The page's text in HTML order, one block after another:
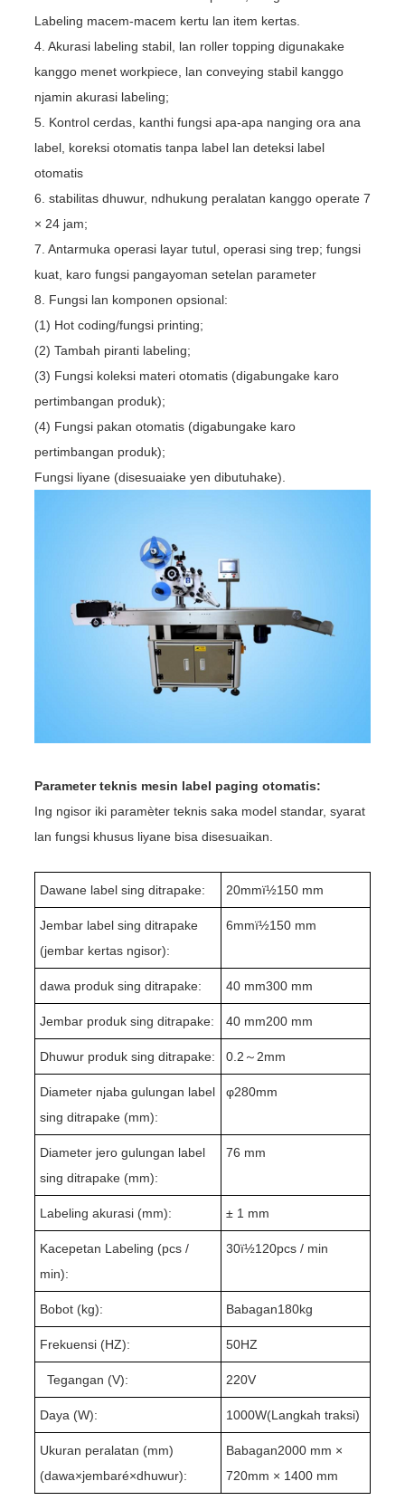
Labeling macem-macem kertu lan item kertas.
4. Akurasi labeling stabil, lan roller topping digunakake
kanggo menet workpiece, lan conveying stabil kanggo
njamin akurasi labeling;
5. Kontrol cerdas, kanthi fungsi apa-apa nanging ora ana
label, koreksi otomatis tanpa label lan deteksi label
otomatis
6. stabilitas dhuwur, ndhukung peralatan kanggo operate 7
× 24 jam;
7. Antarmuka operasi layar tutul, operasi sing trep; fungsi
kuat, karo fungsi pangayoman setelan parameter
8. Fungsi lan komponen opsional:
(1) Hot coding/fungsi printing;
(2) Tambah piranti labeling;
(3) Fungsi koleksi materi otomatis (digabungake karo
pertimbangan produk);
(4) Fungsi pakan otomatis (digabungake karo
pertimbangan produk);
Fungsi liyane (disesuaiake yen dibutuhake).
Parameter teknis mesin label paging otomatis:
Ing ngisor iki paramèter teknis saka model standar, syarat
lan fungsi khusus liyane bisa disesuaikan.
Dawane label sing ditrapake: 20mmï½150 mm
Jembar label sing ditrapake
(jembar kertas ngisor):
6mmï½150 mm
dawa produk sing ditrapake: 40 mm300 mm
Jembar produk sing ditrapake: 40 mm200 mm
Dhuwur produk sing ditrapake: 0.2 ～ 2mm
Diameter njaba gulungan label
sing ditrapake (mm):
φ280mm
Diameter jero gulungan label
sing ditrapake (mm):
76 mm
Labeling akurasi (mm): ± 1 mm
Kacepetan Labeling (pcs /
min):
30ï½1 20pcs / min
Bobot (kg): Babagan180kg
Frekuensi (HZ): 50HZ
Tegangan (V): 220V
Daya (W): 1000W(Langkah traksi)
Ukuran peralatan (mm)
(dawa×jembaré×dhuwur):
Babagan2000 mm ×
720mm × 1400 mm